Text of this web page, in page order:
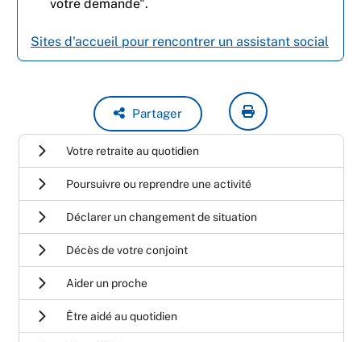
votre demande".
Sites d'accueil pour rencontrer un assistant social
Partager
Votre retraite au quotidien
Poursuivre ou reprendre une activité
Déclarer un changement de situation
Décès de votre conjoint
Aider un proche
Être aidé au quotidien